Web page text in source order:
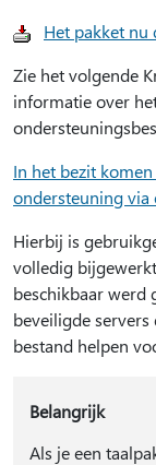
Het pakket nu
Zie het volgende
informatie over
In het bezit
ondersteuning via
Hierbij is
volledig
beschikbaar werd
beveiligde
bestand helpen
Belangrijk
Als je een